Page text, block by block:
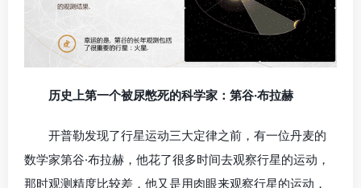
历史上第一个被尿憋死的科学家：第谷·布拉赫
开普勒发现了行星运动三大定律之前，有一位丹麦的
数学家第谷·布拉赫，他花了很多时间去观察行星的运动，
那时观测精度比较差，他又是用肉眼来观察行星的运动，